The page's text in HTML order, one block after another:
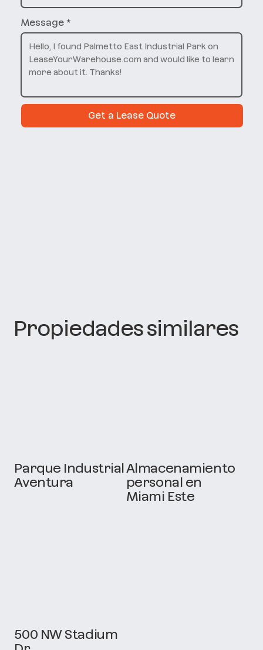
Get a Lease Quote
Message
Propiedades similares
Parque Industrial
Aventura
Almacenamiento
personal en
Miami Este
500 NW Stadium